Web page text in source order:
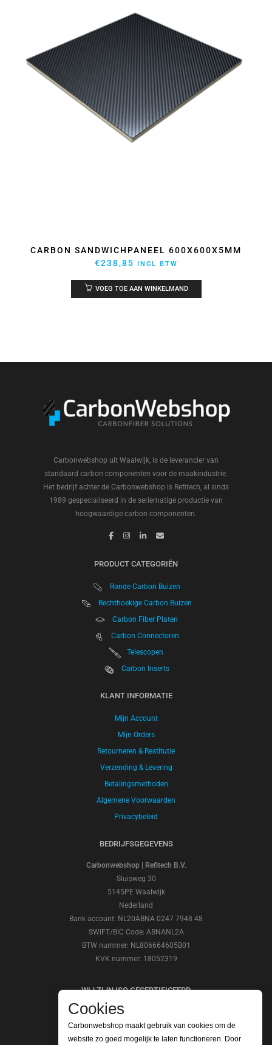
CARBON SANDWICHPANEEL 600X600X5MM
€238,85 INCL BTW
VOEG TOE AAN WINKELMAND
Carbonwebshop uit Waalwijk, is de leverancier van
standaard carbon componenten voor de maakindustrie.
Het bedrijf achter de Carbonwebshop is Refitech, al sinds
1989 gespecialiseerd in de seriematige productie van
hoogwaardige carbon componenten.
PRODUCT CATEGORIËN
Ronde Carbon Buizen
Rechthoekige Carbon Buizen
Carbon Fiber Platen
Carbon Connectoren
Telescopen
Carbon Inserts
KLANT INFORMATIE
Mijn Account
Mijn Orders
Retourneren & Restitutie
Verzending & Levering
Betalingsmethoden
Algemene Voorwaarden
Privacybeleid
BEDRIJFSGEGEVENS
Carbonwebshop | Refitech B.V.
Sluisweg 30
5145PE Waalwijk
Nederland
Bank account: NL20ABNA 0247 7948 48
SWIFT/BIC Code: ABNANL2A
BTW nummer: NL806664605B01
KVK nummer: 18052319
WIJ ZIJN ISO GECERTIFICEERD
Cookies
Carbonwebshop maakt gebruik van cookies om de
website zo goed mogelijk te laten functioneren. Door